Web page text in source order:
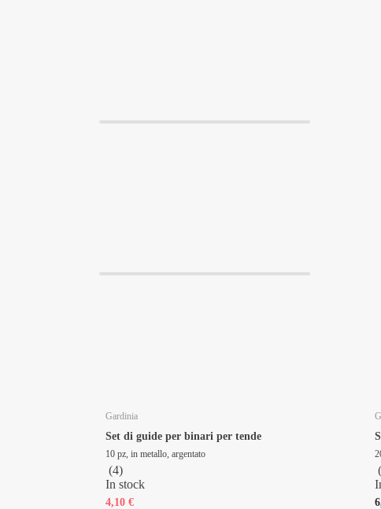
Gardinia
Set di guide per binari per tende
10 pz, in metallo, argentato
(4)
In stock
4,10 €
(